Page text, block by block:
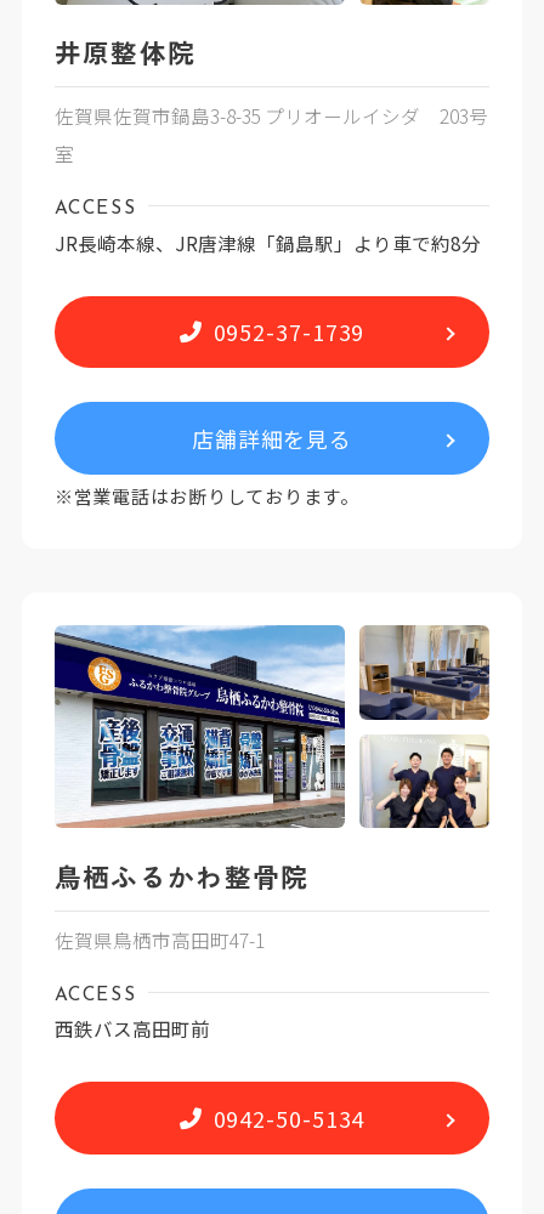
井原整体院
佐賀県佐賀市鍋島3-8-35 プリオールイシダ 203号
室
ACCESS
JR長崎本線、JR唐津線「鍋島駅」より車で約8分
0952-37-1739
店舗詳細を見る
※営業電話はお断りしております。
鳥栖ふるかわ整骨院
佐賀県鳥栖市高田町47-1
ACCESS
西鉄バス高田町前
0942-50-5134